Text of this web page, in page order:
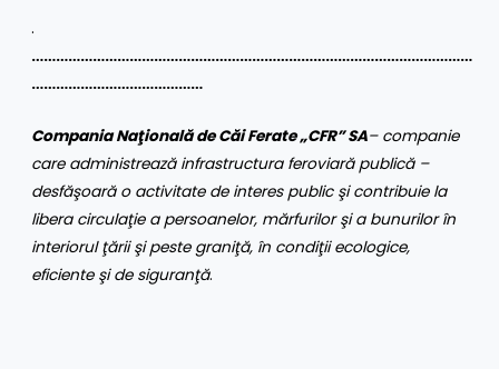
.
………………………………………………………………………………………………
……………………………………
Compania Naţională de Căi Ferate „CFR” SA– companie
care administrează infrastructura feroviară publică –
desfăşoară o activitate de interes public şi contribuie la
libera circulaţie a persoanelor, mărfurilor şi a bunurilor în
interiorul ţării şi peste graniţă, în condiţii ecologice,
eficiente şi de siguranţă.